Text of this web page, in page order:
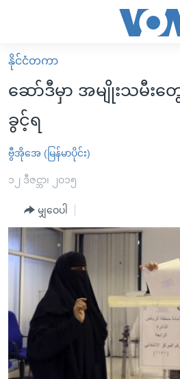
လွယ်ကူ
စေ
သည့်
Link
များ
ပင်မ
ကျော်
ကြည့်
အ
ညွန်း
စာမျက်နှာ
သို့
မူလစာမျက်နှာ
မြန်မာ
ကမ္ဘာ့သတင်းများ
နိုင်ငံတကာ
အစ္စရေး-ပါလက်စတိုင်း
ဗွီဒီယို
အင်္ဂလိပ်စာလေ့လာမယ်
အမေရိကန်သုံးအီဒီယံ
မကြေးမုံရဲ့ အင်္ဂလိပ်စာ
ရုပ်ရှင်ထဲက အင်္ဂလိပ်စာ
သုတပဒေသာ အင်္ဂလိပ်စာ
အပတ်စဉ်ကဏ္ဍများ
ရေဒီယိုနှင့်ရုပ်သံ အချက်အလက်များ
ရေဒီယို/တီဗွီအစီအစဉ်
Learning English
ဗွီအိုအေ လူမှုကွန်ယက်များ
နိုင်ငံတကာ
ဆော်ဒီမှာ အမျိုးသမီးတွ
ခွင့်ရ
ဗွီအိုအေ (မြန်မာပိုင်း)
၁၂ ဒီဇင္ဘာ၊ ၂၀၁၅
မျှဝေပါ